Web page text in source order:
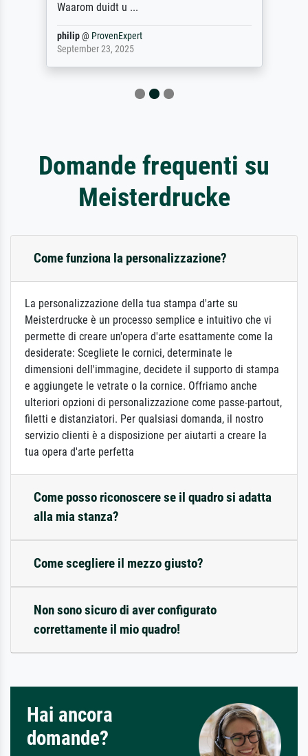
Waarom duidt u ...
philip@ ProvenExpert
September 23, 2025
Domande frequenti su
Meisterdrucke
Come funziona la personalizzazione?
La personalizzazione della tua stampa d'arte su
Meisterdrucke è un processo semplice e intuitivo che vi
permette di creare un'opera d'arte esattamente come la
desiderate: Scegliete le cornici, determinate le
dimensioni dell'immagine, decidete il supporto di stampa
e aggiungete le vetrate o la cornice. Offriamo anche
ulteriori opzioni di personalizzazione come passe-partout,
filetti e distanziatori. Per qualsiasi domanda, il nostro
servizio clienti è a disposizione per aiutarti a creare la
tua opera d'arte perfetta
Come posso riconoscere se il quadro si adatta
alla mia stanza?
Come scegliere il mezzo giusto?
Non sono sicuro di aver configurato
correttamente il mio quadro!
Hai ancora
domande?